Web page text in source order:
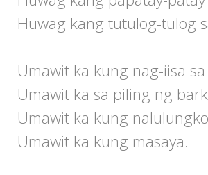
Huwag kang tutulog-tulog
Umawit ka kung nag-iisa
Umawit ka sa piling ng
Umawit ka kung
Umawit ka kung masaya.